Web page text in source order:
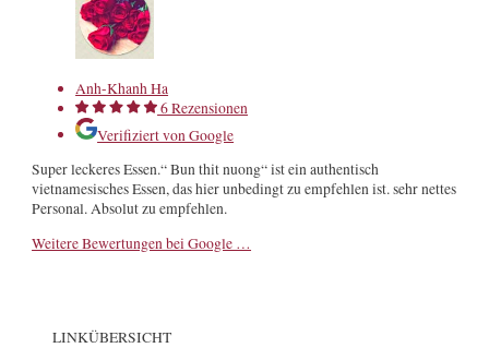
Anh-Khanh Ha
6 Rezensionen
Verifiziert von Google
Super leckeres Essen.“ Bun thit nuong“ ist ein authentisch
vietnamesisches Essen, das hier unbedingt zu empfehlen ist. sehr nettes
Personal. Absolut zu empfehlen.
Weitere Bewertungen bei Google …
LINKÜBERSICHT